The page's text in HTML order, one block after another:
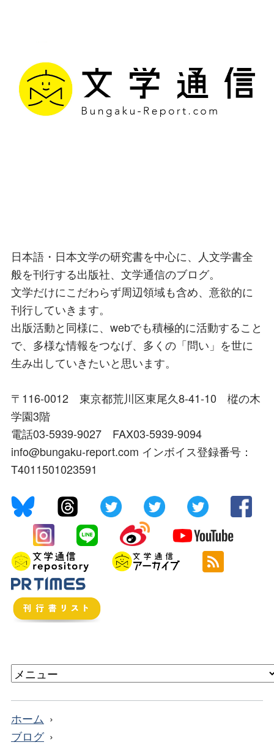
日本語・日本文学の研究書を中心に、人文学書全
般を刊行する出版社、文学通信のブログ。
文学だけにこだわらず周辺領域も含め、意欲的に
刊行していきます。
出版活動と同様に、webでも積極的に活動すること
で、多様な情報をつなげ、多くの「問い」を世に
生み出していきたいと思います。
〒116-0012 東京都荒川区東尾久8-41-10 樅の木
学園3階
電話03-5939-9027 FAX03-5939-9094
info@bungaku-report.com インボイス登録番号：
T4011501023591
ホーム
ブログ